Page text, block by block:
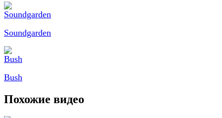
Soundgarden
Bush
Похожие видео